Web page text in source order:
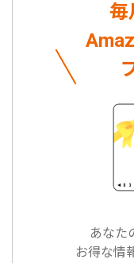
毎
あなた
お得な情